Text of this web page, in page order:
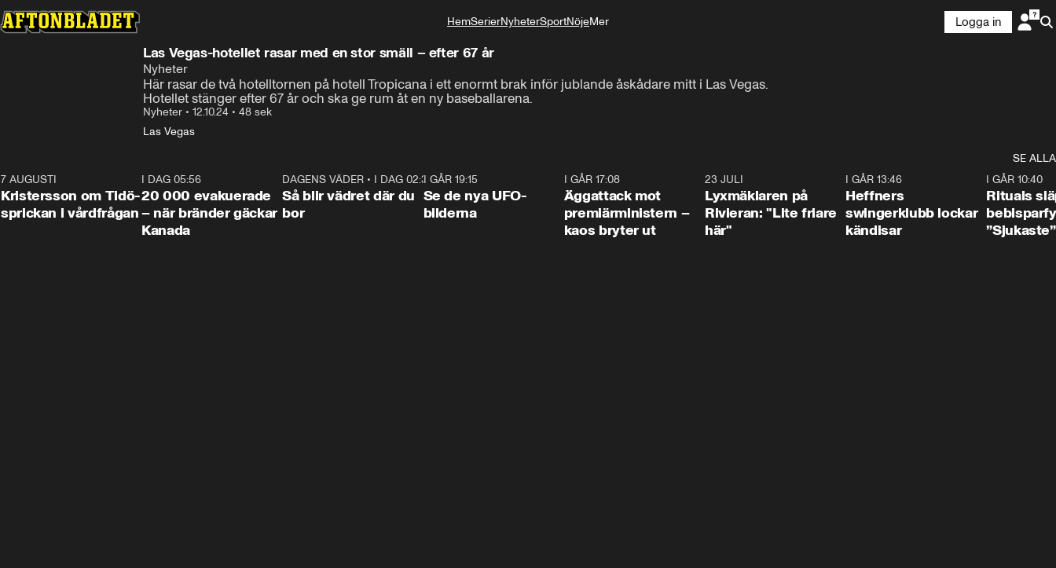
HemSerierNyheterSportNöjeMer
Logga in
Las Vegas-hotellet rasar med en stor smäll – efter 67 år
Nyheter
Här rasar de två hotelltornen på hotell Tropicana i ett enormt brak inför jublande åskådare mitt i Las Vegas.
Hotellet stänger efter 67 år och ska ge rum åt en ny baseballarena.
Nyheter • 12.10.24 • 48 sek
Las Vegas
SE ALLA
7 AUGUSTI
Kristersson om Tidö-
sprickan i vårdfrågan
I DAG 05:56
20 000 evakuerade
– när bränder gäckar
Kanada
1:06
DAGENS VÄDER • I DAG 02:30
Så blir vädret där du
bor
I GÅR 19:15
Se de nya UFO-
bilderna
I GÅR 17:08
Äggattack mot
premiärministern –
kaos bryter ut
23 JULI
Lyxmäklaren på
Rivieran: "Lite friare
här"
I GÅR 13:46
Heffners
swingerklubb lockar
kändisar
I GÅR 10:40
Rituals
”Sjukaste”